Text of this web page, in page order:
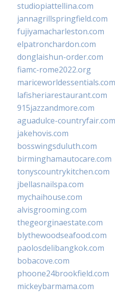
studiopiattellina.com
jannagrillspringfield.com
fujiyamacharleston.com
elpatronchardon.com
donglaishun-order.com
fiamc-rome2022.org
mariceworldessentials.com
lafisheriarestaurant.com
915jazzandmore.com
aguadulce-countryfair.com
jakehovis.com
bosswingsduluth.com
birminghamautocare.com
tonyscountrykitchen.com
jbellasnailspa.com
mychaihouse.com
alvisgrooming.com
thegeorginaestate.com
blythewoodseafood.com
paolosdelibangkok.com
bobacove.com
phoone24brookfield.com
mickeybarmama.com